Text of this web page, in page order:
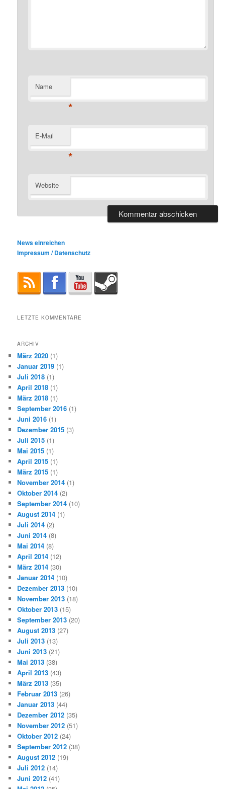
Name
*
E-Mail
*
Website
News einreichen
Impressum / Datenschutz
LETZTE KOMMENTARE
ARCHIV
März 2020 (1)
Januar 2019 (1)
Juli 2018 (1)
April 2018 (1)
März 2018 (1)
September 2016 (1)
Juni 2016 (1)
Dezember 2015 (3)
Juli 2015 (1)
Mai 2015 (1)
April 2015 (1)
März 2015 (1)
November 2014 (1)
Oktober 2014 (2)
September 2014 (10)
August 2014 (1)
Juli 2014 (2)
Juni 2014 (8)
Mai 2014 (8)
April 2014 (12)
März 2014 (30)
Januar 2014 (10)
Dezember 2013 (10)
November 2013 (18)
Oktober 2013 (15)
September 2013 (20)
August 2013 (27)
Juli 2013 (13)
Juni 2013 (21)
Mai 2013 (38)
April 2013 (43)
März 2013 (35)
Februar 2013 (26)
Januar 2013 (44)
Dezember 2012 (35)
November 2012 (51)
Oktober 2012 (24)
September 2012 (38)
August 2012 (19)
Juli 2012 (14)
Juni 2012 (41)